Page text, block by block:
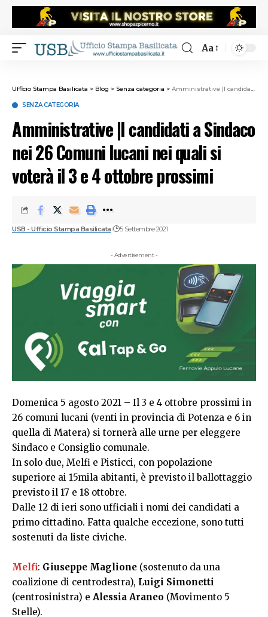
Aa
Ufficio Stampa Basilicata > Blog > Senza categoria > Amministrative |I candidati a Sindaco nei 26 Comuni lucani nei quali si voterà il 3 e 4 ottobre prossimi
SENZA CATEGORIA
Amministrative |I candidati a Sindaco
nei 26 Comuni lucani nei quali si
voterà il 3 e 4 ottobre prossimi
USB - Ufficio Stampa Basilicata 5 Settembre 2021
- Advertisement -
Domenica 5 agosto 2021 – Il 3 e 4 ottobre prossimi in
26 comuni lucani (venti in provincia di Potenza e 6 in
quella di Matera) si tornerà alle urne per eleggere
Sindaco e Consiglio comunale.
In solo due, Melfi e Pisticci, con popolazione
superiore ai 15mila abitanti, è previsto il ballottaggio
previsto il 17 e 18 ottobre.
Dalle 12 di ieri sono ufficiali i nomi dei candidati a
primo cittadino. Fatta qualche eccezione, sono tutti
sostenuti da liste civiche.
Melfi: Giuseppe Maglione (sostenuto da una
coalizione di centrodestra), Luigi Simonetti
(centrosinistra) e Alessia Araneo (Movimento 5
Stelle).